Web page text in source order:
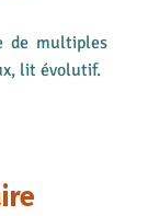
de multiples
lit évolutif.